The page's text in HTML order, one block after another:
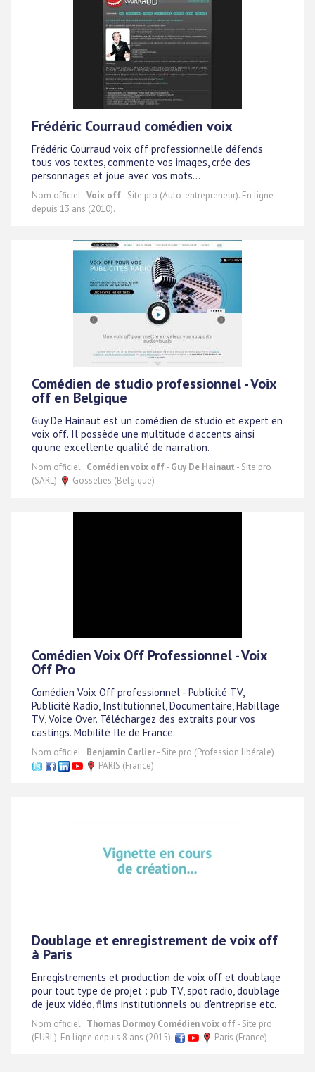
Frédéric Courraud comédien voix
Frédéric Courraud voix off professionnelle défends
tous vos textes, commente vos images, crée des
personnages et joue avec vos mots...
Nom officiel :Voix off- Site pro (Auto-entrepreneur). En ligne
depuis 13 ans (2010).
Comédien de studio professionnel - Voix
off en Belgique
Guy De Hainaut est un comédien de studio et expert en
voix off. Il possède une multitude d'accents ainsi
qu'une excellente qualité de narration.
Nom officiel : Comédien voix off - Guy De Hainaut - Site pro
(SARL)
Gosselies (Belgique)
Comédien Voix Off Professionnel - Voix
Off Pro
Comédien Voix Off professionnel - Publicité TV,
Publicité Radio, Institutionnel, Documentaire, Habillage
TV, Voice Over. Téléchargez des extraits pour vos
castings. Mobilité Ile de France.
Nom officiel : Benjamin Carlier- Site pro (Profession libérale)
PARIS (France)
Doublage et enregistrement de voix off
à Paris
Enregistrements et production de voix off et doublage
pour tout type de projet : pub TV, spot radio, doublage
de jeux vidéo, films institutionnels ou d'entreprise etc.
Nom officiel : Thomas Dormoy Comédien voix off- Site pro
(EURL). En ligne depuis 8 ans (2015).
Paris (France)